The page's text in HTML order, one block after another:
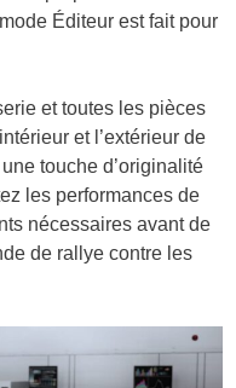
Éditeur est fait pour
et toutes les pièces
et l’extérieur de
touche d’originalité
les performances de
nécessaires avant de
de rallye contre les